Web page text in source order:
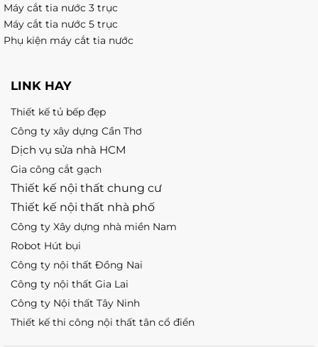
Máy cắt tia nước 3 trục
Máy cắt tia nước 5 trục
Phụ kiện máy cắt tia nước
LINK HAY
Thiết kế tủ bếp đẹp
Công ty xây dựng Cần Thơ
Dịch vụ sửa nhà HCM
Gia công cắt gạch
Thiết kế nội thất chung cư
Thiết kế nội thất nhà phố
Công ty Xây dựng nhà miền Nam
Robot Hút bụi
Công ty nội thất Đồng Nai
Công ty nội thất Gia Lai
Công ty Nội thất Tây Ninh
Thiết kế thi công nội thất tân cổ điển